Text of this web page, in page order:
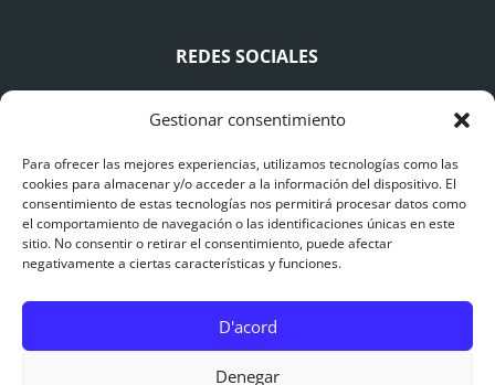
Gestionar consentimiento
Para ofrecer las mejores experiencias, utilizamos tecnologías como las
cookies para almacenar y/o acceder a la información del dispositivo. El
consentimiento de estas tecnologías nos permitirá procesar datos como
el comportamiento de navegación o las identificaciones únicas en este
sitio. No consentir o retirar el consentimiento, puede afectar
negativamente a ciertas características y funciones.
D'acord
Denegar
REDES SOCIALES
AVISO LEGAL
Avís Legal
Polítiques de Cookies